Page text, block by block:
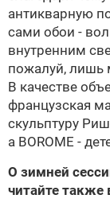
антикварную
сами обои -
внутренним
пожалуй, лишь
В качестве
французская
скульптуру
а BOROME -
О зимней
читайте также